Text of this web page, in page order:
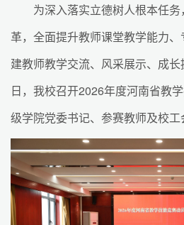
为深入落实立德树人根本任
革，全面提升教师课堂教学能力
建教师教学交流、风采展示、成
日，我校召开2026年度河南省教
级学院党委书记、参赛教师及校工